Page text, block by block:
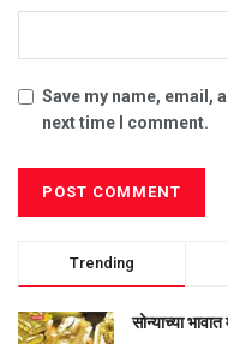
Save my name, email,
next time I comment.
Trending
सोन्याच्या